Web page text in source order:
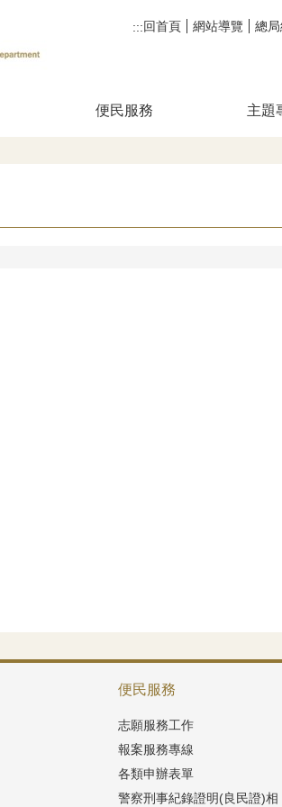
:::回首頁 網站導覽 總
便民服務 主題
便民服務
志願服務工作
報案服務專線
各類申辦表單
警察刑事紀錄證明(良民證)相